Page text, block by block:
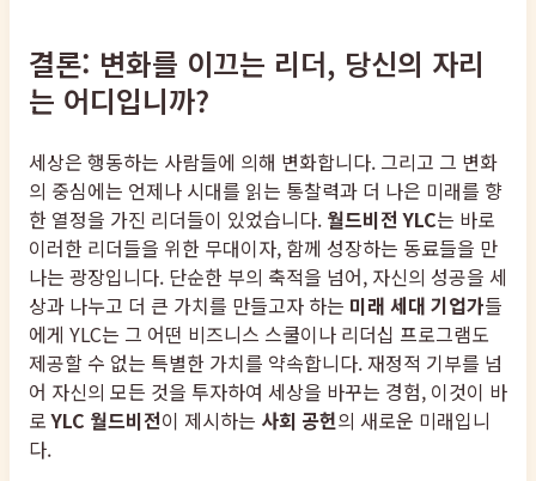
결론: 변화를 이끄는 리더, 당신의 자리
는 어디입니까?
세상은 행동하는 사람들에 의해 변화합니다. 그리고 그 변화
의 중심에는 언제나 시대를 읽는 통찰력과 더 나은 미래를 향
한 열정을 가진 리더들이 있었습니다. 월드비전 YLC는 바로
이러한 리더들을 위한 무대이자, 함께 성장하는 동료들을 만
나는 광장입니다. 단순한 부의 축적을 넘어, 자신의 성공을 세
상과 나누고 더 큰 가치를 만들고자 하는 미래 세대 기업가들
에게 YLC는 그 어떤 비즈니스 스쿨이나 리더십 프로그램도
제공할 수 없는 특별한 가치를 약속합니다. 재정적 기부를 넘
어 자신의 모든 것을 투자하여 세상을 바꾸는 경험, 이것이 바
로YLC 월드비전이 제시하는 사회 공헌의 새로운 미래입니
다.